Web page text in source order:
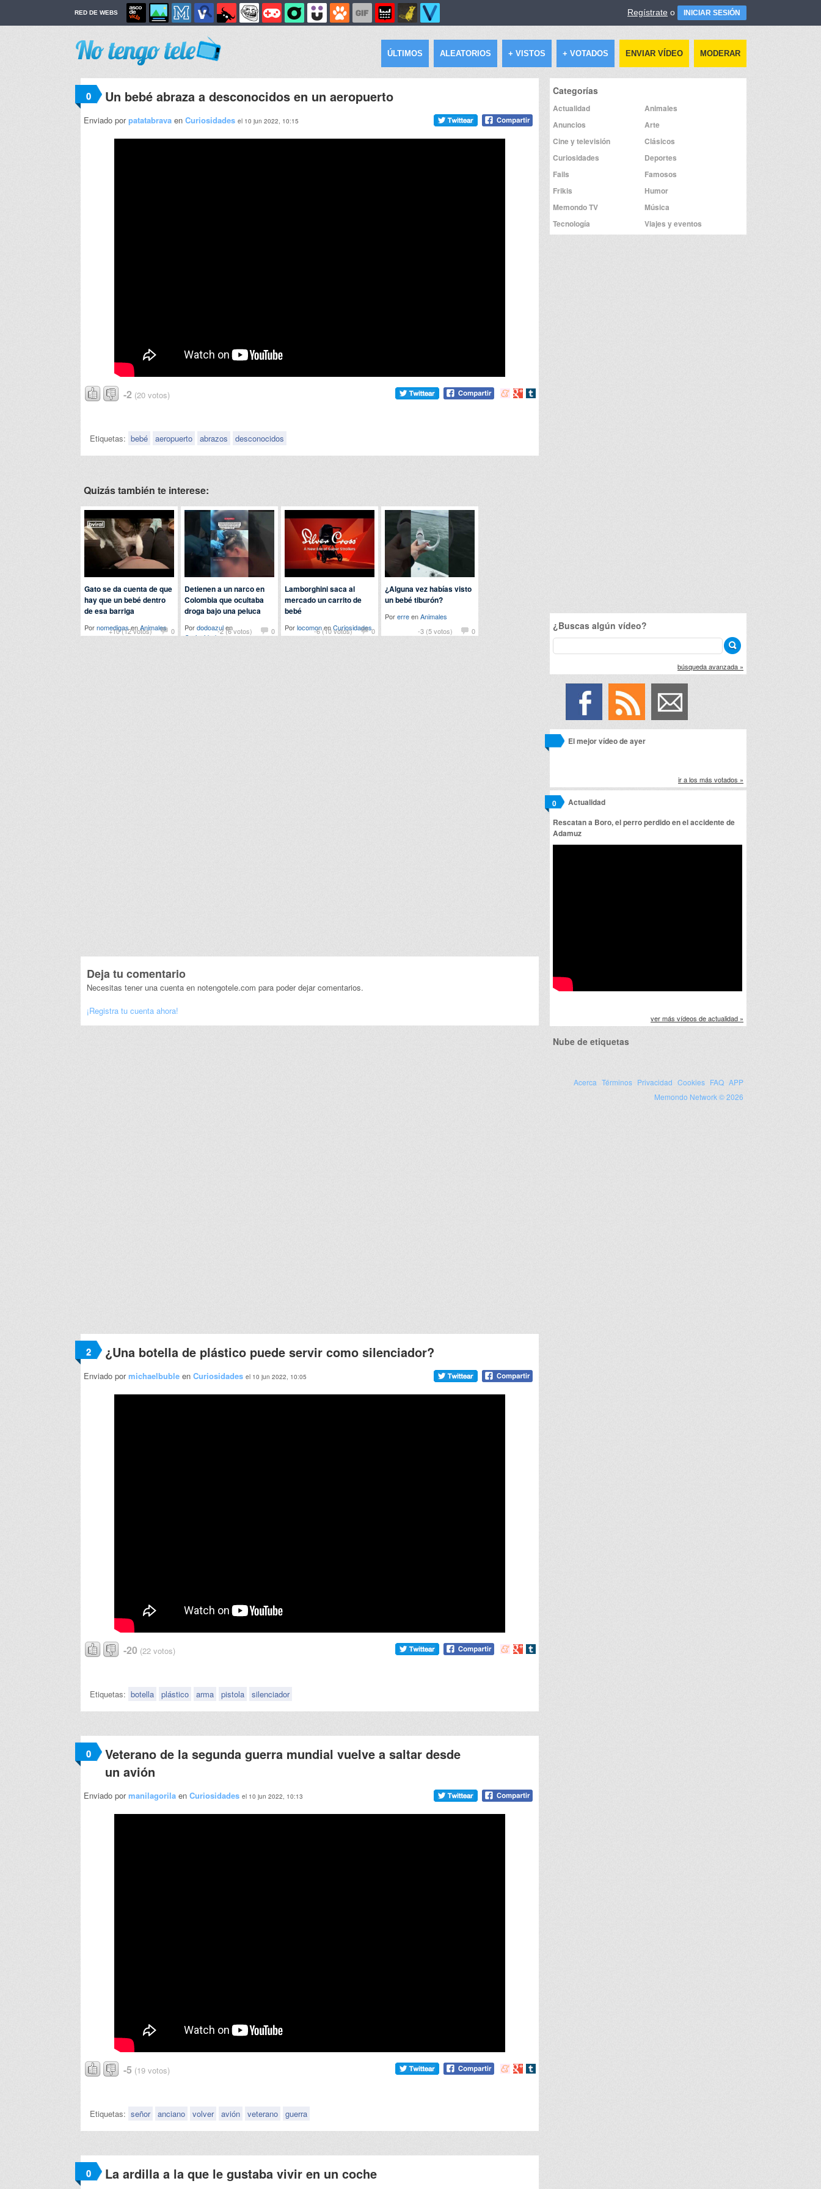
RED DE WEBS Regístrate o INICIAR SESIÓN
ÚLTIMOS ALEATORIOS + VISTOS + VOTADOS ENVIAR VÍDEO MODERAR
0 Un bebé abraza a desconocidos en un aeropuerto
Enviado porpatatabrava en Curiosidades el 10 jun 2022, 10:15
-2 (20 votos)
Compartir
Compartir
Compartir
Etiquetas: bebé aeropuerto abrazos desconocidos
Quizás también te interese:
+10 (12 votos) 0
Gato se da cuenta de que
hay que un bebé dentro
de esa barriga
PornomedigasenAnimales -2 (6 votos) 0
Detienen a un narco en
Colombia que ocultaba
droga bajo una peluca
Pordodoazulen
Curiosidades
-6 (10 votos) 0
Lamborghini saca al
mercado un carrito de
bebé
PorlocomonenCuriosidades -3 (5 votos) 0
¿Alguna vez habías visto
un bebé tiburón?
PorerreenAnimales
Deja tu comentario
Necesitas tener una cuenta en notengotele.com para poder dejar comentarios.
¡Registra tu cuenta ahora!
2 ¿Una botella de plástico puede servir como silenciador?
Enviado pormichaelbuble en Curiosidades el 10 jun 2022, 10:05
-20 (22 votos)
Compartir
Compartir
Compartir
Etiquetas: botella plástico arma pistola silenciador
0
Veterano de la segunda guerra mundial vuelve a saltar desde
un avión
Enviado pormanilagorila en Curiosidades el 10 jun 2022, 10:13
-5 (19 votos)
Compartir
Compartir
Compartir
Etiquetas: señor anciano volver avión veterano guerra
0 La ardilla a la que le gustaba vivir en un coche
Categorías
Actualidad
Animales
Anuncios
Arte
Cine y televisión
Clásicos
Curiosidades
Deportes
Fails
Famosos
Frikis
Humor
Memondo TV
Música
Tecnología
Viajes y eventos
¿Buscas algún vídeo?
búsqueda avanzada »
El mejor vídeo de ayer
ir a los más votados »
Actualidad
0
Rescatan a Boro, el perro perdido en el accidente de
Adamuz
ver más vídeos de actualidad »
Nube de etiquetas
Acerca Términos Privacidad Cookies FAQ APP
Memondo Network © 2026